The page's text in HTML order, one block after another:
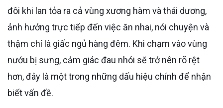
đôi khi lan tỏa ra cả vùng xương hàm và thái dương,
ảnh hưởng trực tiếp đến việc ăn nhai, nói chuyện và
thậm chí là giấc ngủ hàng đêm. Khi chạm vào vùng
nướu bị sưng, cảm giác đau nhói sẽ trở nên rõ rệt
hơn, đây là một trong những dấu hiệu chính để nhận
biết vấn đề.